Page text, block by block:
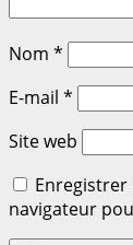
Nom *
E-mail *
Site web
navigateur